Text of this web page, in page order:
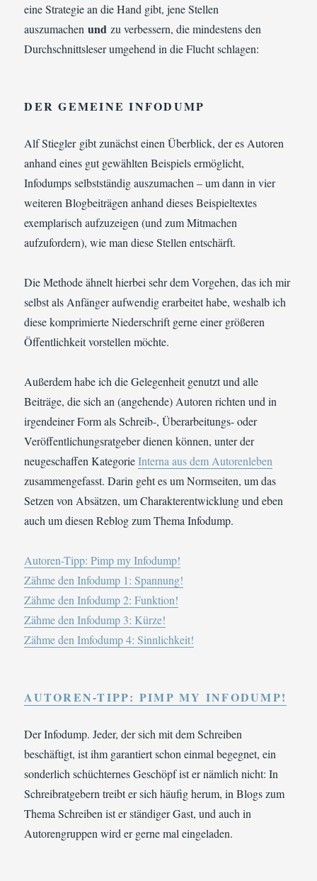
eine Strategie an die Hand gibt, jene Stellen
auszumachenund zu verbessern, die mindestens den
Durchschnittsleser umgehend in die Flucht schlagen:
DER GEMEINE INFODUMP
Alf Stiegler gibt zunächst einen Überblick, der es Autoren
anhand eines gut gewählten Beispiels ermöglicht,
Infodumps selbstständig auszumachen – um dann in vier
weiteren Blogbeiträgen anhand dieses Beispieltextes
exemplarisch aufzuzeigen (und zum Mitmachen
aufzufordern), wie man diese Stellen entschärft.
Die Methode ähnelt hierbei sehr dem Vorgehen, das ich mir
selbst als Anfänger aufwendig erarbeitet habe, weshalb ich
diese komprimierte Niederschrift gerne einer größeren
Öffentlichkeit vorstellen möchte.
Außerdem habe ich die Gelegenheit genutzt und alle
Beiträge, die sich an (angehende) Autoren richten und in
irgendeiner Form als Schreib-, Überarbeitungs- oder
Veröffentlichungsratgeber dienen können, unter der
neugeschaffen KategorieInterna aus dem Autorenleben
zusammengefasst. Darin geht es um Normseiten, um das
Setzen von Absätzen, um Charakterentwicklung und eben
auch um diesen Reblog zum Thema Infodump.
Autoren-Tipp: Pimp my Infodump!
Zähme den Infodump 1: Spannung!
Zähme den Infodump 2: Funktion!
Zähme den Infodump 3: Kürze!
Zähme den Imfodump 4: Sinnlichkeit!
AUTOREN-TIPP: PIMP MY INFODUMP!
Der Infodump. Jeder, der sich mit dem Schreiben
beschäftigt, ist ihm garantiert schon einmal begegnet, ein
sonderlich schüchternes Geschöpf ist er nämlich nicht: In
Schreibratgebern treibt er sich häufig herum, in Blogs zum
Thema Schreiben ist er ständiger Gast, und auch in
Autorengruppen wird er gerne mal eingeladen.